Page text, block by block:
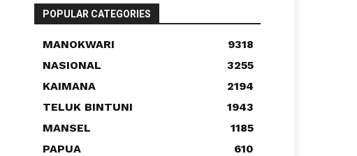
POPULAR CATEGORIES
MANOKWARI
9318
NASIONAL
3255
KAIMANA
2194
TELUK BINTUNI
1943
MANSEL
1185
PAPUA
610